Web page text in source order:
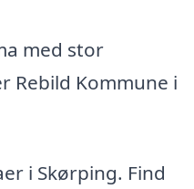
med stor
Rebild Kommune i
i Skørping. Find